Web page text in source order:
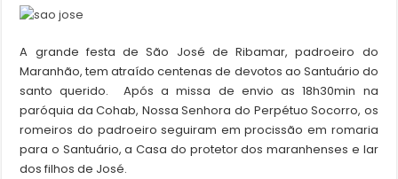
A grande festa de São José de Ribamar, padroeiro do
Maranhão, tem atraído centenas de devotos ao Santuário do
santo querido. Após a missa de envio as 18h30min na
paróquia da Cohab, Nossa Senhora do Perpétuo Socorro, os
romeiros do padroeiro seguiram em procissão em romaria
para o Santuário, a Casa do protetor dos maranhenses e lar
dos filhos de José.